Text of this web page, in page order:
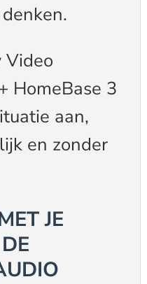
Video
HomeBase 3
aan,
en zonder
JE